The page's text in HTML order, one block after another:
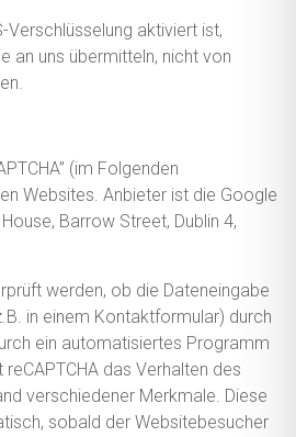
Verschlüsselung aktiviert ist,
an uns übermitteln, nicht von
(im Folgenden
Websites. Anbieter ist die Google
Barrow Street, Dublin 4,
werden, ob die Dateneingabe
in einem Kontaktformular) durch
ein automatisiertes Programm
das Verhalten des
verschiedener Merkmale. Diese
sobald der Websitebesucher